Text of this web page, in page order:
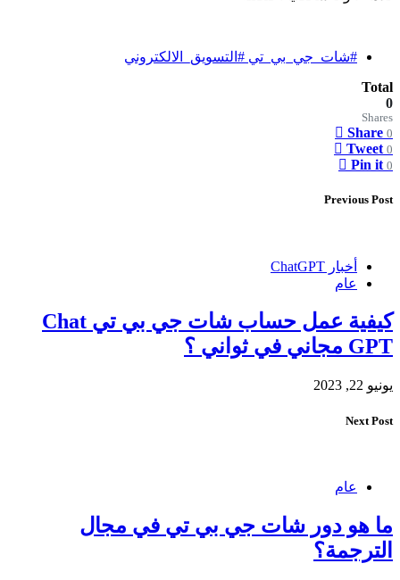
#شات_جي_بي_تي #التسويق_الالكتروني
Total
0
Shares
Share 0
Tweet 0
Pin it 0
Previous Post
أخبار ChatGPT
عام
كيفية عمل حساب شات جي بي تي Chat
GPT مجاني في ثواني ؟
يونيو 22, 2023
Next Post
عام
ما هو دور شات جي بي تي في مجال
الترجمة؟